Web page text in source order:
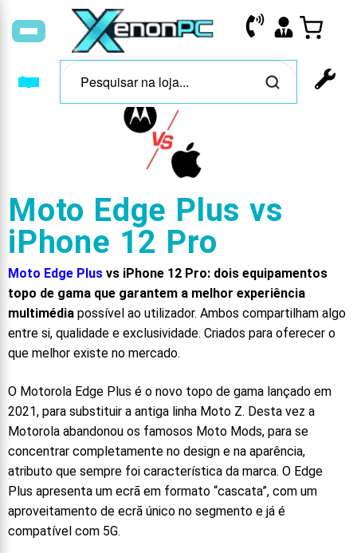
Moto Edge Plus vs
iPhone 12 Pro
Moto Edge Plus vs iPhone 12 Pro: dois equipamentos
topo de gama que garantem a melhor experiência
multimédia possível ao utilizador. Ambos compartilham algo
entre si, qualidade e exclusividade. Criados para oferecer o
que melhor existe no mercado.
O Motorola Edge Plus é o novo topo de gama lançado em
2021, para substituir a antiga linha Moto Z. Desta vez a
Motorola abandonou os famosos Moto Mods, para se
concentrar completamente no design e na aparência,
atributo que sempre foi característica da marca. O Edge
Plus apresenta um ecrã em formato “cascata”, com um
aproveitamento de ecrã único no segmento e já é
compatível com 5G.